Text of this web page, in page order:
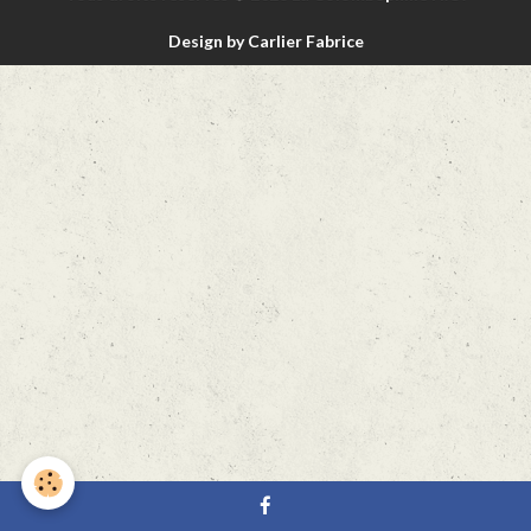
Design by Carlier Fabrice